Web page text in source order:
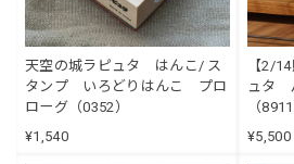
天空の城ラピュタ はんこ/ ス
タンプ いろどりはんこ プロ
ローグ（0352）
¥1,540
【2/
ュタ
（8911
¥5,500